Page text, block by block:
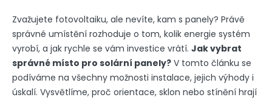
Zvažujete fotovoltaiku, ale nevíte, kam s panely? Právě
správné umístění rozhoduje o tom, kolik energie systém
vyrobí, a jak rychle se vám investice vrátí. Jak vybrat
správné místo pro solární panely? V tomto článku se
podíváme na všechny možnosti instalace, jejich výhody i
úskalí. Vysvětlíme, proč orientace, sklon nebo stínění hrají